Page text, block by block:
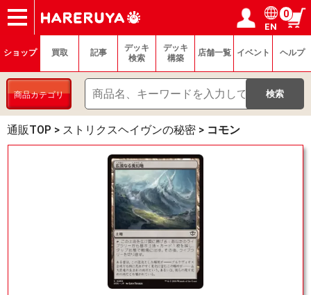
ショップ
買取
記事
デッキ検索
デッキ構築
選手一覧
店舗一覧
イベント
ヘルプ
お問い合わせ ログイン／会員登録
マイページ
EN
0
ショップ 買取 記事
デッキ
検索
デッキ
構築
店舗一覧 イベント ヘルプ
商品カテゴリ
通販TOP > ストリクスヘイヴンの秘密 > コモン